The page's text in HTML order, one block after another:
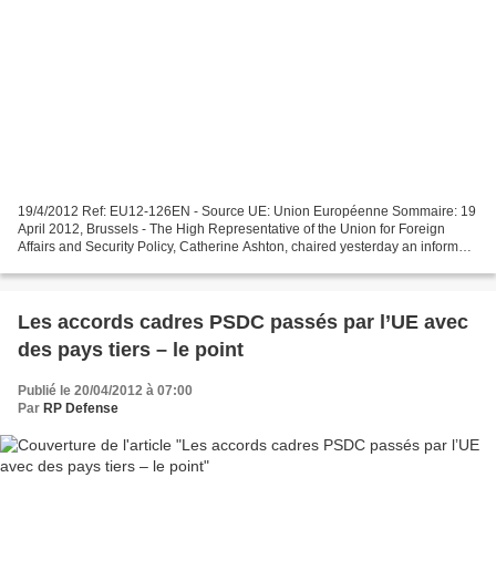
19/4/2012 Ref: EU12-126EN - Source UE: Union Européenne Sommaire: 19
April 2012, Brussels - The High Representative of the Union for Foreign
Affairs and Security Policy, Catherine Ashton, chaired yesterday an informal
Les accords cadres PSDC passés par l’UE avec
des pays tiers – le point
Publié le 20/04/2012 à 07:00
Par RP Defense